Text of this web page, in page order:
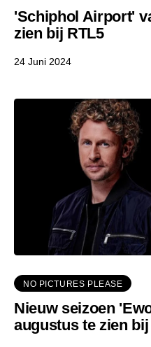
'Schiphol Airport'
zien bij RTL5
24 Juni 2024
NO PICTURES PLEASE
Nieuw seizoen
augustus te zien bij